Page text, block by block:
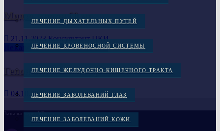
ЛЕЧЕНИЕ ДЫХАТЕЛЬНЫХ ПУТЕЙ
ЛЕЧЕНИЕ КРОВЕНОСНОЙ СИСТЕМЫ
ЛЕЧЕНИЕ ЖЕЛУДОЧНО-КИШЕЧНОГО ТРАКТА
ЛЕЧЕНИЕ ЗАБОЛЕВАНИЙ ГЛАЗ
ЛЕЧЕНИЕ ЗАБОЛЕВАНИЙ КОЖИ
Мидзо, капли 60 мг
21.11.2023 Консультант ЦКИ
Лекарственные препараты
Гепон 2мг 1 шт. лиофилизат
04.10.2023Консультант ЦКИ
Заказы через Viber :